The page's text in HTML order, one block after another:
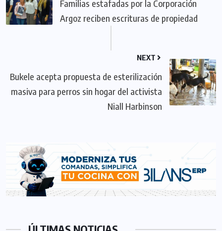
Familias estafadas por la Corporación
Argoz reciben escrituras de propiedad
NEXT
Bukele acepta propuesta de esterilización
masiva para perros sin hogar del activista
Niall Harbinson